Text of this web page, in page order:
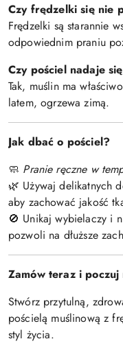
Czy frędzelki się nie
Frędzelki są starannie
odpowiednim praniu
Czy pościel nadaje
Tak, muślin ma
latem, ogrzewa zimą.
Jak dbać o pościel?
🧼 Pranie ręczne w
🌿 Używaj delikatnych
aby zachować jakość
🚫 Unikaj wybielaczy i
pozwoli na dłuższe
Zamów teraz i poczuj
Stwórz przytulną,
pościelą muślinową z
styl życia.